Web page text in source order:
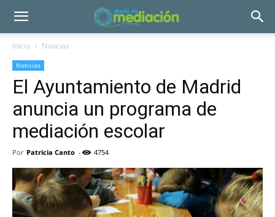
Inicio Noticias
Noticias
El Ayuntamiento de Madrid
anuncia un programa de
mediación escolar
Por Patricia Canto - 4754